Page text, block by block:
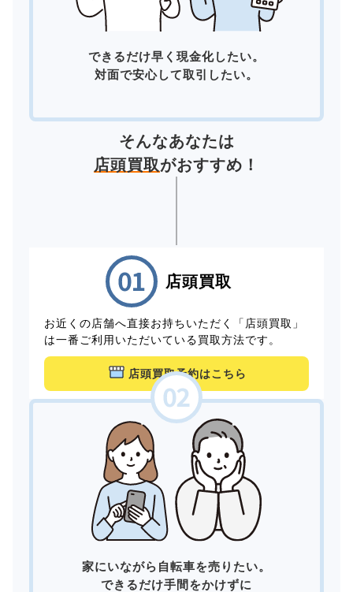
できるだけ早く現金化したい。
対面で安心して取引したい。
そんなあなたは
店頭買取がおすすめ！
店頭買取
お近くの店舗へ直接お持ちいただく「店頭買取」
は一番ご利用いただいている買取方法です。
店頭買取予約はこちら
家にいながら自転車を売りたい。
できるだけ手間をかけずに